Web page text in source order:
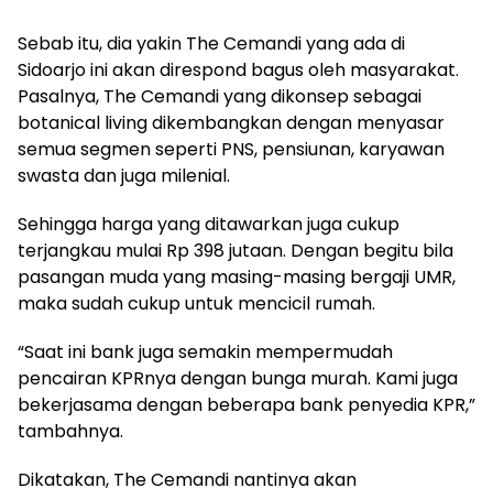
Sebab itu, dia yakin The Cemandi yang ada di
Sidoarjo ini akan direspond bagus oleh masyarakat.
Pasalnya, The Cemandi yang dikonsep sebagai
botanical living dikembangkan dengan menyasar
semua segmen seperti PNS, pensiunan, karyawan
swasta dan juga milenial.
Sehingga harga yang ditawarkan juga cukup
terjangkau mulai Rp 398 jutaan. Dengan begitu bila
pasangan muda yang masing-masing bergaji UMR,
maka sudah cukup untuk mencicil rumah.
“Saat ini bank juga semakin mempermudah
pencairan KPRnya dengan bunga murah. Kami juga
bekerjasama dengan beberapa bank penyedia KPR,”
tambahnya.
Dikatakan, The Cemandi nantinya akan